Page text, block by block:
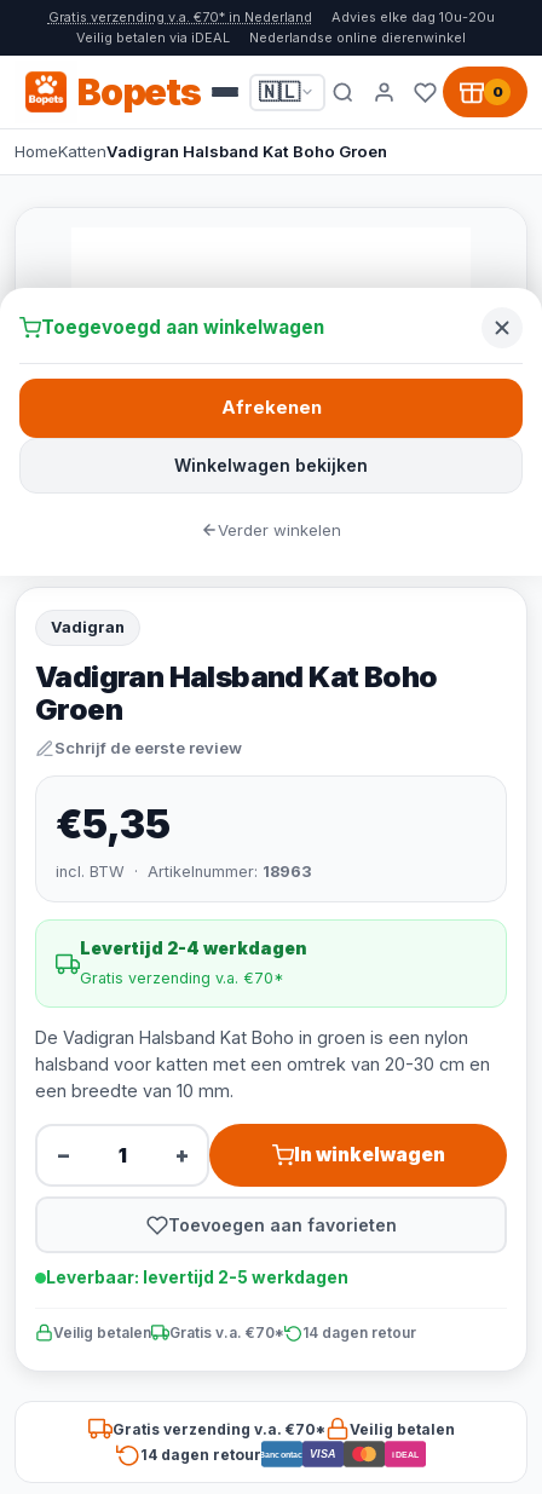
Gratis verzending v.a. €70* in Nederland
Advies elke dag 10u-20u
Veilig betalen via iDEAL
Nederlandse online dierenwinkel
Bopets 🇳🇱 0
HomeKattenVadigran Halsband Kat Boho Groen
Vadigran
Vadigran Halsband Kat Boho
Groen
Schrijf de eerste review
€5,35
incl. BTW · Artikelnummer: 18963
Levertijd 2-4 werkdagen
Gratis verzending v.a. €70*
De Vadigran Halsband Kat Boho in groen is een nylon
halsband voor katten met een omtrek van 20-30 cm en
een breedte van 10 mm.
− + In winkelwagen
Toevoegen aan favorieten
Leverbaar: levertijd 2-5 werkdagen
Veilig betalen Gratis v.a. €70* 14 dagen retour
Gratis verzending v.a. €70*
Veilig betalen
14 dagen retourBancontact VISA iDEAL
Toegevoegd aan winkelwagen
Winkelwagen bekijken
Afrekenen
Verder winkelen